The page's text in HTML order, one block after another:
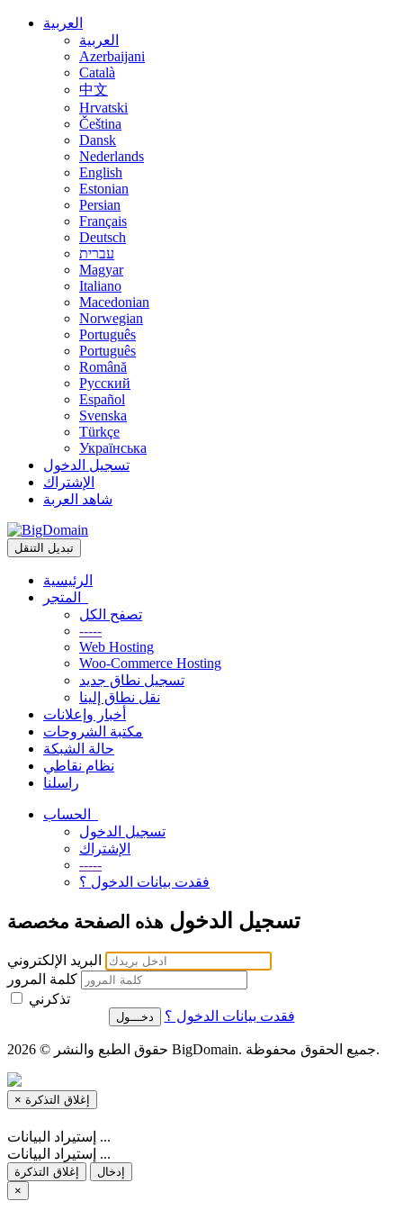
العربية
العربية
Azerbaijani
Català
中文
Hrvatski
Čeština
Dansk
Nederlands
English
Estonian
Persian
Français
Deutsch
עברית
Magyar
Italiano
Macedonian
Norwegian
Português
Português
Română
Русский
Español
Svenska
Türkçe
Українська
تسجيل الدخول
الإشتراك
شاهد العربة
تبديل التنقل
الرئيسية
تصفح الكل
-----
Web Hosting
Woo-Commerce Hosting
تسجيل نطاق جديد
نقل نطاق إلينا
أخبار وإعلانات
مكتبة الشروحات
حالة الشبكة
نظام نقاطي
راسلنا
تسجيل الدخول
الإشتراك
-----
فقدت بيانات الدخول ؟
تسجيل الدخول هذه الصفحة مخصصة
البريد الإلكتروني
كلمة المرور
تذكرني
فقدت بيانات الدخول ؟
حقوق الطبع والنشر © 2026 BigDomain. جميع الحقوق محفوظة.
× إغلاق التذكرة
إستيراد البيانات ...
إستيراد البيانات ...
إغلاق التذكرة
إدخال
×